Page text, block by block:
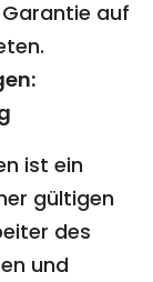
auf
ist ein
gültigen
des
und